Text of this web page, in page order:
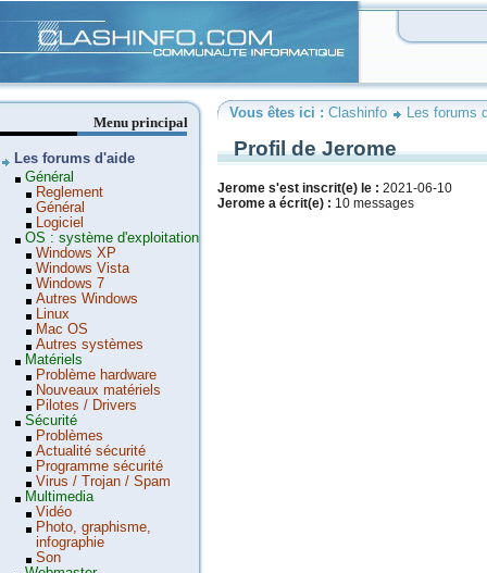
Vous êtes ici : Clashinfo Les forums
Profil de Jerome
Jerome s'est inscrit(e) le : 2021-06-10
Jerome a écrit(e) : 10 messages
Menu principal
Les forums d'aide
Général
Reglement
Général
Logiciel
OS : système d'exploitation
Windows XP
Windows Vista
Windows 7
Autres Windows
Linux
Mac OS
Autres systèmes
Matériels
Problème hardware
Nouveaux matériels
Pilotes / Drivers
Sécurité
Problèmes
Actualité sécurité
Programme sécurité
Virus / Trojan / Spam
Multimedia
Vidéo
Photo, graphisme,
infographie
Son